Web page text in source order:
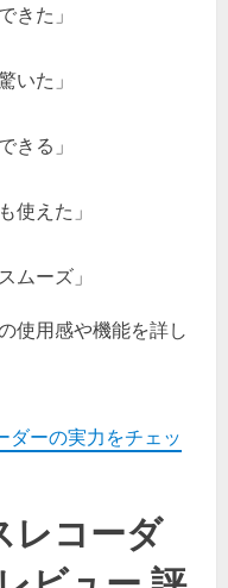
きた」
いた」
きる」
使えた」
ムーズ」
使用感や機能を詳し
ダーの実力をチェッ
レコーダ